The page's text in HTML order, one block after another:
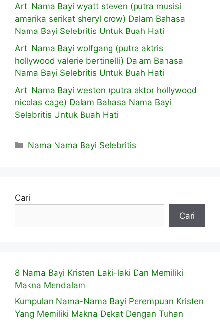
Arti Nama Bayi wyatt steven (putra musisi
amerika serikat sheryl crow) Dalam Bahasa
Nama Bayi Selebritis Untuk Buah Hati
Arti Nama Bayi wolfgang (putra aktris
hollywood valerie bertinelli) Dalam Bahasa
Nama Bayi Selebritis Untuk Buah Hati
Arti Nama Bayi weston (putra aktor hollywood
nicolas cage) Dalam Bahasa Nama Bayi
Selebritis Untuk Buah Hati
Kategori
Nama Nama Bayi Selebritis
Cari
Cari
8 Nama Bayi Kristen Laki-laki Dan Memiliki
Makna Mendalam
Kumpulan Nama-Nama Bayi Perempuan Kristen
Yang Memiliki Makna Dekat Dengan Tuhan